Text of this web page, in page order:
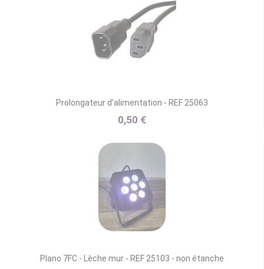
Prolongateur d'alimentation - REF 25063
0,50 €
Plano 7FC - Lèche mur - REF 25103 - non étanche